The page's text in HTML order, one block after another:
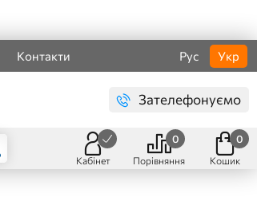
Контакти Рус Укр
Зателефонуємо
Кабінет Порівняння
0
Кошик
0